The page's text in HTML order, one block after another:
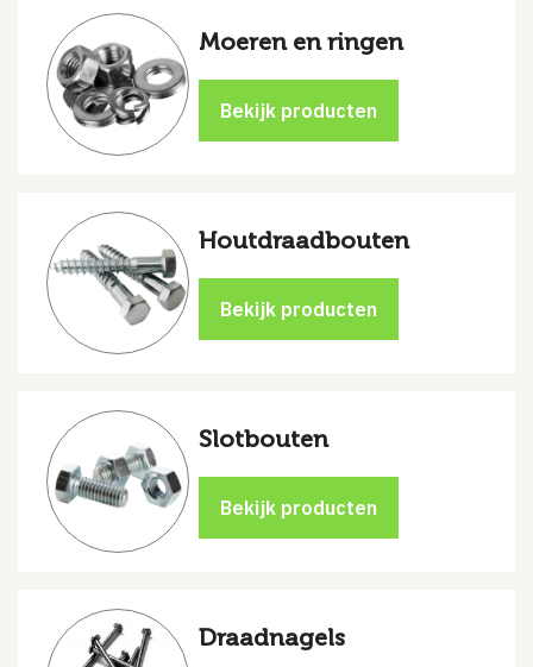
Moeren en ringen
Houtdraadbouten
Slotbouten
Draadnagels